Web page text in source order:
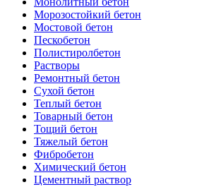
Морозостойкий бетон
Мостовой бетон
Пескобетон
Полистиролбетон
Растворы
Ремонтный бетон
Сухой бетон
Теплый бетон
Товарный бетон
Тощий бетон
Тяжелый бетон
Фибробетон
Химический бетон
Цементный раствор